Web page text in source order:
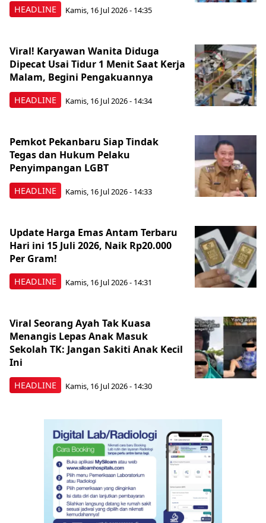
HEADLINE Kamis, 16 Jul 2026 - 14:35
HEADLINE
Viral! Karyawan Wanita Diduga
Dipecat Usai Tidur 1 Menit Saat Kerja
Malam, Begini Pengakuannya
Kamis, 16 Jul 2026 - 14:34
HEADLINE
Pemkot Pekanbaru Siap Tindak
Tegas dan Hukum Pelaku
Penyimpangan LGBT
Kamis, 16 Jul 2026 - 14:33
HEADLINE
Update Harga Emas Antam Terbaru
Hari ini 15 Juli 2026, Naik Rp20.000
Per Gram!
Kamis, 16 Jul 2026 - 14:31
HEADLINE
Viral Seorang Ayah Tak Kuasa
Menangis Lepas Anak Masuk
Sekolah TK: Jangan Sakiti Anak Kecil
Ini
Kamis, 16 Jul 2026 - 14:30